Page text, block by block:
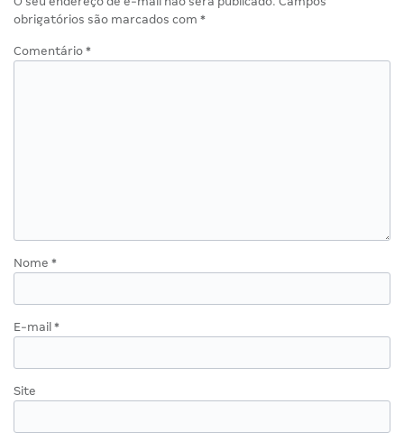
obrigatórios são marcados com *
Comentário *
Nome *
E-mail *
Site